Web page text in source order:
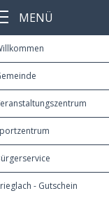
MENÜ
- Gutschein